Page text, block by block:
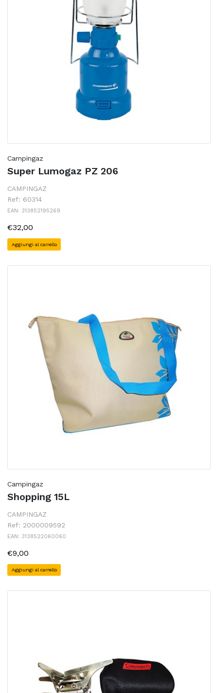
Campingaz
Super Lumogaz PZ 206
CAMPINGAZ
Ref: 60314
EAN: 313852195269
€32,00
Aggiungi al carrello
Campingaz
Shopping 15L
CAMPINGAZ
Ref: 2000009592
EAN: 3138522060060
€9,00
Aggiungi al carrello